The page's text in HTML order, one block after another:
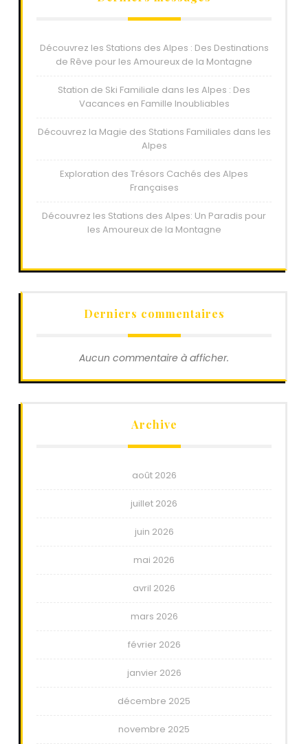
Découvrez les Stations des Alpes : Des Destinations
de Rêve pour les Amoureux de la Montagne
Station de Ski Familiale dans les Alpes : Des
Vacances en Famille Inoubliables
Découvrez la Magie des Stations Familiales dans les
Alpes
Exploration des Trésors Cachés des Alpes
Françaises
Découvrez les Stations des Alpes: Un Paradis pour
les Amoureux de la Montagne
Derniers commentaires
Aucun commentaire à afficher.
Archive
août 2026
juillet 2026
juin 2026
mai 2026
avril 2026
mars 2026
février 2026
janvier 2026
décembre 2025
novembre 2025